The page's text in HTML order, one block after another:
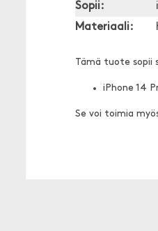
Sopii:
Materiaali:
Tämä tuote sopii
iPhone 14
Se voi toimia